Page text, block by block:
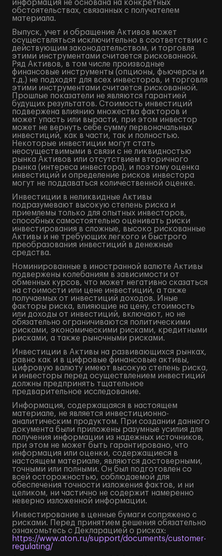
информация не основана на конкретных
обстоятельствах, связанных с получателем
материала.
Выпуск, учет и обращение Активов может
осуществляться исключительно в соответствии с
действующим законодательством, и торговля
этими инструментами считается рискованной.
Ряд Активов, в том числе производные
финансовые инструменты (опционы, фьючерсы и
т.д.) не подходят для всех инвесторов, и торговля
этими инструментами считается рискованной.
Прошлые показатели не являются гарантией
будущих результатов. Стоимость инвестиций
подвержена влиянию множества факторов и
может упасть или вырасти, при этом инвестор
может не вернуть себе сумму первоначальных
инвестиций, как в части, так и полностью.
Некоторые инвестиции могут стать
неосуществимыми в связи с не ликвидностью
рынка Активов или отсутствием вторичного
рынка (интереса инвестора), и поэтому оценка
инвестиций и определение рисков инвестора
могут не поддаваться количественной оценке.
Инвестиции в неликвидные Активы
подразумевают высокую степень риска и
приемлемы только для опытных инвесторов,
способных самостоятельно оценивать риски
инвестирования в сложные, высоко рискованные
Активы и не требующих легкого и быстрого
преобразования инвестиций в денежные
средства.
Номинированные в иностранной валюте Активы
подвержены колебаниям в зависимости от
обменных курсов, что может негативно сказаться
на стоимости или цене инвестиций, а также
получаемых от инвестиций доходов. Иные
факторы риска, влияющие на цену, стоимость
или доходы от инвестиций, включают, но не
обязательно ограничиваются политическими
рисками, экономическими рисками, кредитными
рисками, а также рыночными рисками.
Инвестиции в Активы на развивающихся рынках,
равно как и в цифровые финансовые активы,
цифровую валюту имеют высокую степень риска,
и инвесторы перед осуществлением инвестиций
должны предпринять тщательное
предварительное исследование.
Информация, содержащаяся в настоящем
материале, не является инвестиционно-
аналитическим продуктом. При создании данного
документа были приложены разумные усилия для
получения информации из надежных источников,
при этом не может быть гарантировано, что
информация или оценки, содержащиеся в
настоящем материале, являются достоверными,
точными или полными. Он был подготовлен со
всей осторожностью, соблюдаемой для
обеспечения точности изложения фактов, и ни
целиком, ни частично не содержит намеренно
неверно изложенной информации.
Инвестирование в ценные бумаги сопряжено с
рисками. Перед принятием решения обязательно
ознакомьтесь с Декларацией о рисках:
https://www.aton.ru/support/documents/customer-
regulating/